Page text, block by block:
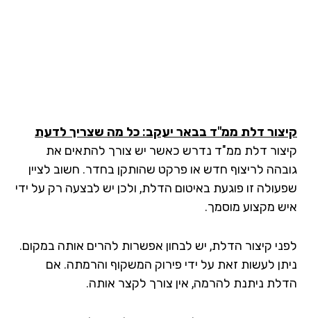
דלת ממ"ד בבאר יעקב: כל מה שצריך לדעת
דלת ממ"ד נדרש כאשר יש צורך להתאים את
לריצוף חדש או פרקט שהותקן בחדר. חשוב לציין
זו פוגעת באיטום הדלת, ולכן יש לבצעה רק על ידי
מקצוע מוסמך.
קיצור הדלת, יש לבחון אפשרות להרים אותה במקום.
לעשות זאת על ידי פירוק המשקוף והרמתה. אם
ניתנת להרמה, אין צורך לקצר אותה.